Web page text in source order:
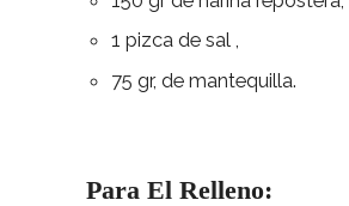
1 pizca de sal ,
75 gr, de mantequilla.
Para El Relleno: